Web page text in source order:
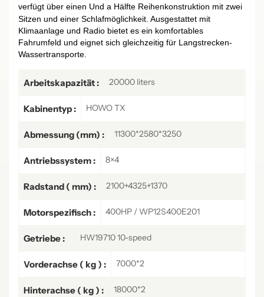
verfügt über einen Und a Hälfte Reihenkonstruktion mit zwei
Sitzen und einer Schlafmöglichkeit. Ausgestattet mit
Klimaanlage und Radio bietet es ein komfortables
Fahrumfeld und eignet sich gleichzeitig für Langstrecken-
Wassertransporte.
Arbeitskapazität : 20000 liters
Kabinentyp : HOWO TX
Abmessung (mm) : 11300*2580*3250
Antriebssystem : 8×4
Radstand ( mm) : 2100+4325+1370
Motorspezifisch : 400HP / WP12S400E201
Getriebe : HW19710 10-speed
Vorderachse ( kg ) : 7000*2
Hinterachse ( kg ) : 18000*2